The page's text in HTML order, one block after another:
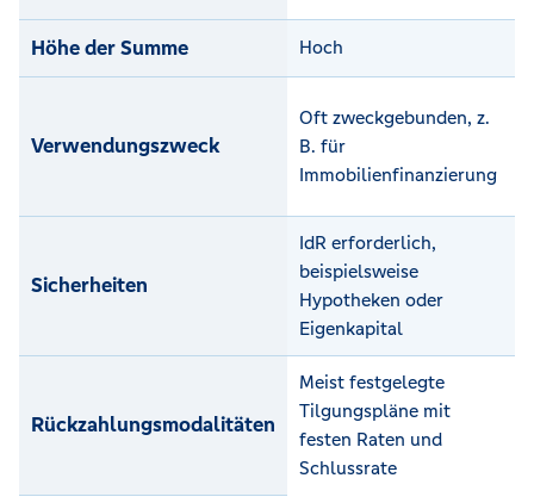
Höhe der Summe Hoch
Verwendungszweck
Oft zweckgebunden, z.
B. für
Immobilienfinanzierung
Sicherheiten
IdR erforderlich,
beispielsweise
Hypotheken oder
Eigenkapital
Rückzahlungsmodalitäten
Meist festgelegte
Tilgungspläne mit
festen Raten und
Schlussrate